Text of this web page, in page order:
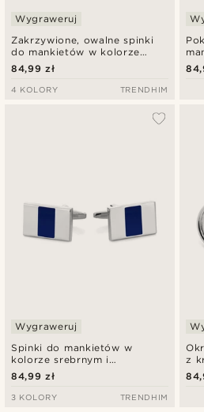
Zakrzywione, owalne spinki
do mankietów w kolorze
srebrnym
Wygraweruj
84,99 zł
4 KOLORY TRENDHIM
Spinki do mankietów w
kolorze srebrnym i
granatowym
Wygraweruj
84,99 zł
3 KOLORY TRENDHIM
z